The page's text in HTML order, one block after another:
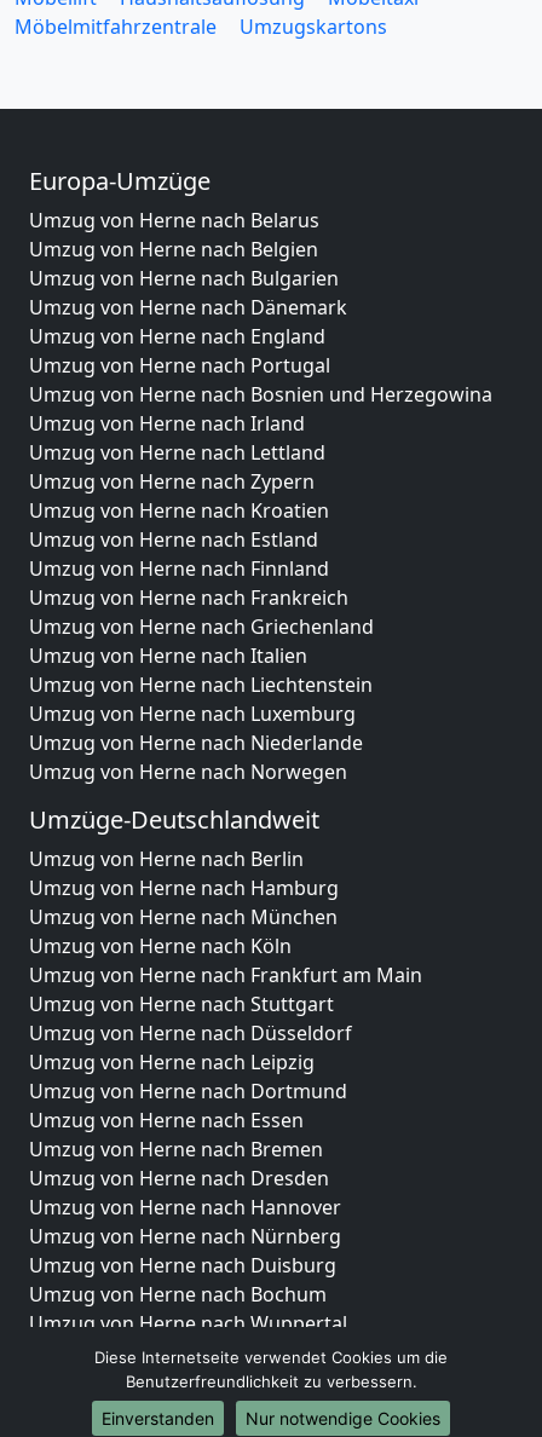
Möbelmitfahrzentrale
Umzugskartons
Europa-Umzüge
Umzug von Herne nach Belarus
Umzug von Herne nach Belgien
Umzug von Herne nach Bulgarien
Umzug von Herne nach Dänemark
Umzug von Herne nach England
Umzug von Herne nach Portugal
Umzug von Herne nach Bosnien und Herzegowina
Umzug von Herne nach Irland
Umzug von Herne nach Lettland
Umzug von Herne nach Zypern
Umzug von Herne nach Kroatien
Umzug von Herne nach Estland
Umzug von Herne nach Finnland
Umzug von Herne nach Frankreich
Umzug von Herne nach Griechenland
Umzug von Herne nach Italien
Umzug von Herne nach Liechtenstein
Umzug von Herne nach Luxemburg
Umzug von Herne nach Niederlande
Umzug von Herne nach Norwegen
Umzüge-Deutschlandweit
Umzug von Herne nach Berlin
Umzug von Herne nach Hamburg
Umzug von Herne nach München
Umzug von Herne nach Köln
Umzug von Herne nach Frankfurt am Main
Umzug von Herne nach Stuttgart
Umzug von Herne nach Düsseldorf
Umzug von Herne nach Leipzig
Umzug von Herne nach Dortmund
Umzug von Herne nach Essen
Umzug von Herne nach Bremen
Umzug von Herne nach Dresden
Umzug von Herne nach Hannover
Umzug von Herne nach Nürnberg
Umzug von Herne nach Duisburg
Umzug von Herne nach Bochum
Umzug von Herne nach Wuppertal
Umzug von Herne nach Bielefeld
Umzug von Herne nach Bonn
Umzug von Herne nach Münster
Diese Internetseite verwendet Cookies um die
Benutzerfreundlichkeit zu verbessern.
Einverstanden
Nur notwendige Cookies